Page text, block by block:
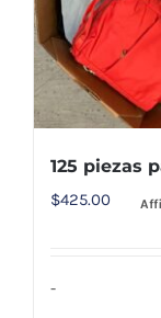
125 piezas
$425.00
-